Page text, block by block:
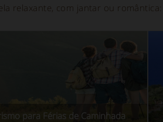
relaxante, com jantar ou
para Férias de Caminhada